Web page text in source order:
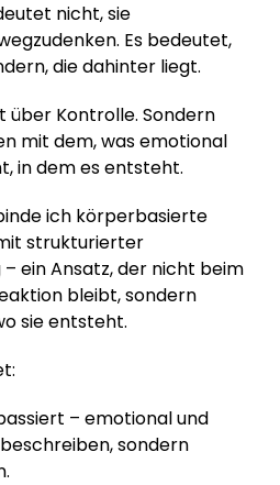
nicht, sie
Es bedeutet,
die dahinter liegt.
über Kontrolle. Sondern
mit dem, was emotional
in dem es entsteht.
strukturierter
ein Ansatz, der nicht beim
bleibt, sondern
sie entsteht.
– emotional und
sondern